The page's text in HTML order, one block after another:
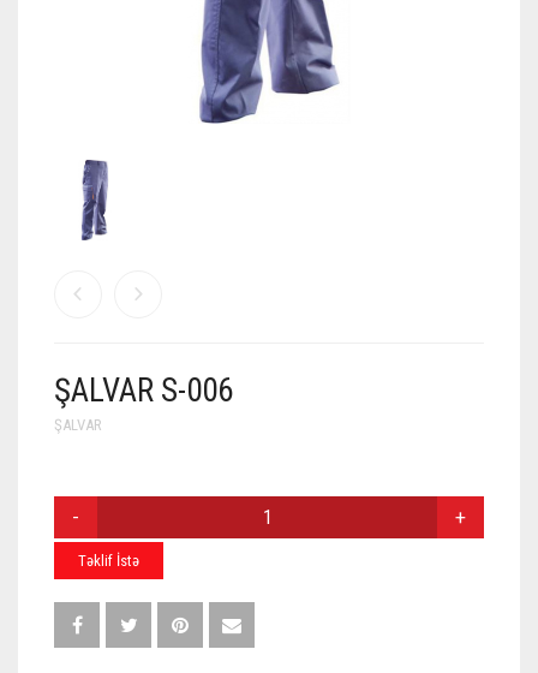
ŞALVAR S-006
ŞALVAR
QUANTITY
Təklif İstə